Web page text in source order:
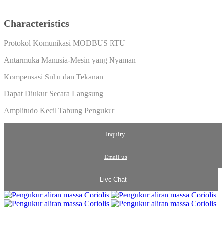
Characteristics
Protokol Komunikasi MODBUS RTU
Antarmuka Manusia-Mesin yang Nyaman
Kompensasi Suhu dan Tekanan
Dapat Diukur Secara Langsung
Amplitudo Kecil Tabung Pengukur
Inquiry
Email us
Live Chat